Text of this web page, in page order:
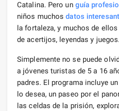
Catalina. Pero un guía
niños muchosdatos
la fortaleza, y muchos de
de acertijos, leyendas y juegos.
Simplemente no se puede
a jóvenes turistas de 5 a 16
padres. El programa incluye
lo desea, un paseo por el
las celdas de la prisión,